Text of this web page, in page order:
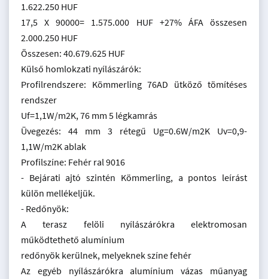
1.622.250 HUF
17,5 X 90000= 1.575.000 HUF +27% ÁFA összesen
2.000.250 HUF
Összesen: 40.679.625 HUF
Külső homlokzati nyílászárók:
Profilrendszere: Kömmerling 76AD ütköző tömítéses
rendszer
Uf=1,1W/m2K, 76 mm 5 légkamrás
Üvegezés: 44 mm 3 rétegű Ug=0.6W/m2K Uv=0,9-
1,1W/m2K ablak
Profilszíne: Fehér ral 9016
- Bejárati ajtó szintén Kömmerling, a pontos leírást
külön mellékeljük.
- Redőnyök:
A terasz felöli nyílászárókra elektromosan
működtethető alumínium
redőnyök kerülnek, melyeknek színe fehér
Az egyéb nyílászárókra alumínium vázas műanyag